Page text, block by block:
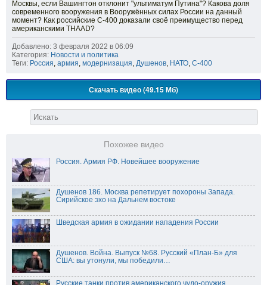
Москвы, если Вашингтон отклонит "ультиматум Путина"? Какова доля
современного вооружения в Вооружённых силах России на данный
момент? Как российские С-400 доказали своё преимущество перед
американскими THAAD?
Добавлено: 3 февраля 2022 в 06:09
Категория: Новости и политика
Теги: Россия, армия, модернизация, Душенов, НАТО, С-400
Скачать видео (49.15 Мб)
Похожее видео
Россия. Армия РФ. Новейшее вооружение
Душенов 186. Москва репетирует похороны Запада.
Сирийское эхо на Дальнем востоке
Шведская армия в ожидании нападения России
Душенов. Война. Выпуск №68. Русский «План-Б» для
США: вы утонули, мы победили…